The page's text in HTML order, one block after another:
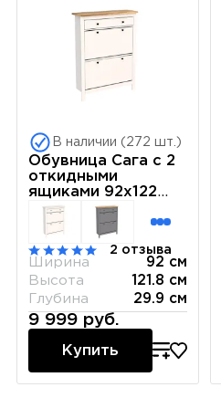
В наличии (272 шт.)
Обувница Сага с 2
откидными
ящиками 92х122
белая-ясень
2 отзыва
Ширина
92 см
Высота
121.8 см
Глубина
29.9 см
9 999 руб.
Купить